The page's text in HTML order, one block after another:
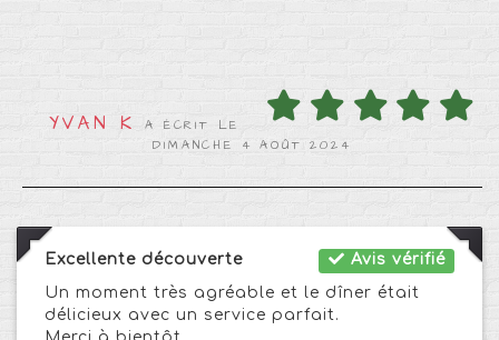
YVAN K
A ÉCRIT LE
DIMANCHE 4 AOÛT 2024
Avis vérifié
Excellente découverte
Un moment très agréable et le dîner était
délicieux avec un service parfait.